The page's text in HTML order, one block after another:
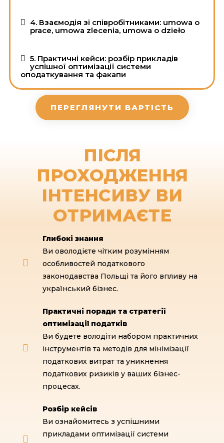
4. Взаємодія зі співробітниками: umowa o
prace, umowa zlecenia, umowa o dzieło
5. Практичні кейси: розбір прикладів
успішної оптимізації системи
оподаткування та факапи
ПЕРЕГЛЯНУТИ ВАРТІСТЬ
ПІСЛЯ
ПРОХОДЖЕННЯ
ІНТЕНСИВУ ВИ
ОТРИМАЄТЕ
Глибокі знання
Ви оволодієте чітким розумінням
особливостей податкового
законодавства Польщі та його впливу на
український бізнес.
Практичні поради та стратегії
оптимізації податків
Ви будете володіти набором практичних
інструментів та методів для мінімізації
податкових витрат та уникнення
податкових ризиків у ваших бізнес-
процесах.
Розбір кейсів
Ви ознайомитесь з успішними
прикладами оптимізації системи